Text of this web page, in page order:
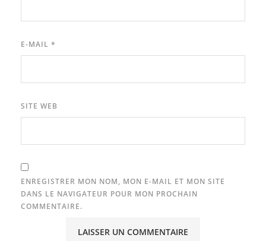
E-MAIL *
SITE WEB
ENREGISTRER MON NOM, MON E-MAIL ET MON SITE
DANS LE NAVIGATEUR POUR MON PROCHAIN
COMMENTAIRE.